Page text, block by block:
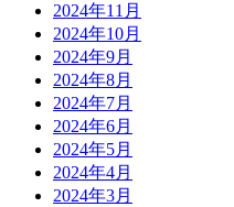
2024年11月
2024年10月
2024年9月
2024年8月
2024年7月
2024年6月
2024年5月
2024年4月
2024年3月